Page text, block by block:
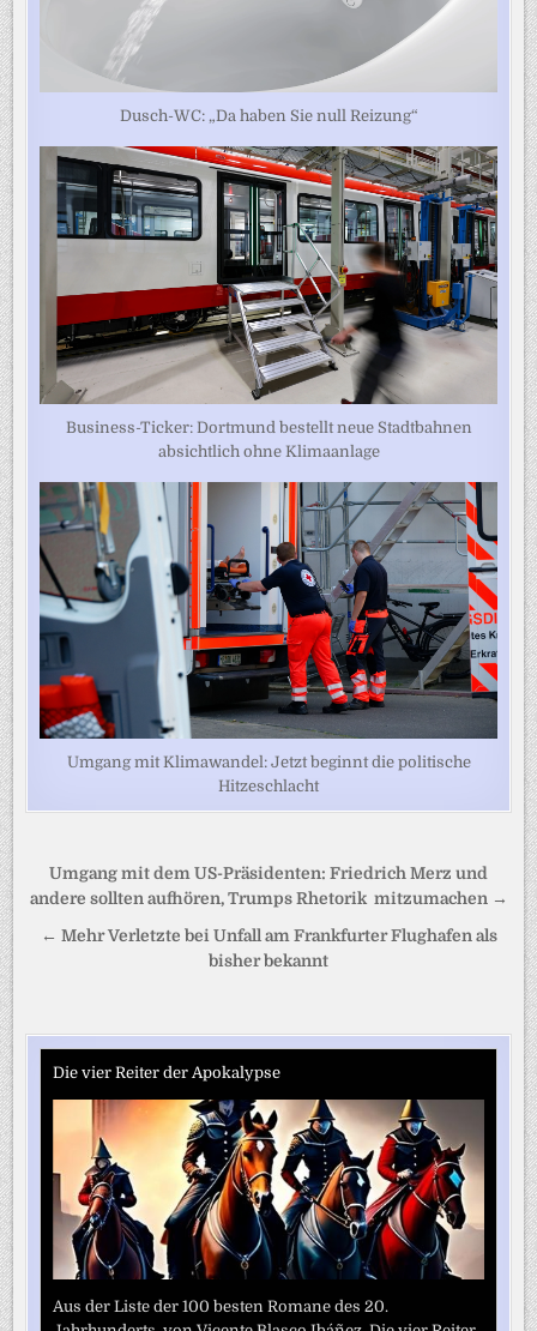
Dusch-WC: „Da haben Sie null Reizung“
Business-Ticker: Dortmund bestellt neue Stadtbahnen
absichtlich ohne Klimaanlage
Umgang mit Klimawandel: Jetzt beginnt die politische
Hitzeschlacht
Beitragsnavigation
Umgang mit dem US-Präsidenten: Friedrich Merz und
andere sollten aufhören, Trumps Rhetorik mitzumachen →
← Mehr Verletzte bei Unfall am Frankfurter Flughafen als
bisher bekannt
Die vier Reiter der Apokalypse
Aus der Liste der 100 besten Romane des 20.